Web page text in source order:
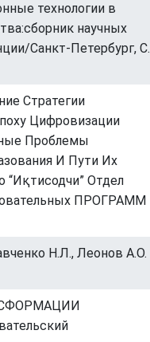
технологии в
научных
Санкт-Петербург, С.
Стратегии
Цифровизации
Проблемы
И Пути Их
Отдел
ПРОГРАММ
Н.Л., Леонов А.О.